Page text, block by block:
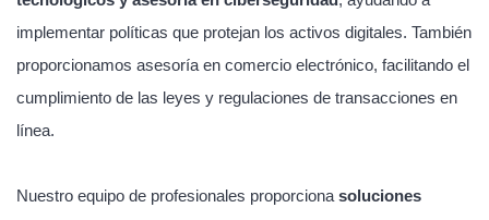
implementar políticas que protejan los activos digitales. También
proporcionamos asesoría en comercio electrónico, facilitando el
cumplimiento de las leyes y regulaciones de transacciones en
línea.
Nuestro equipo de profesionales proporciona soluciones